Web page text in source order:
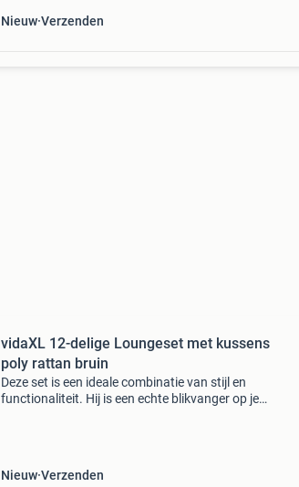
Nieuw Verzenden
vidaXL 12-delige Loungeset met kussens
poly rattan bruin
Deze set is een ideale combinatie van stijl en
functionaliteit. Hij is een echte blikvanger op je
Nieuw Verzenden